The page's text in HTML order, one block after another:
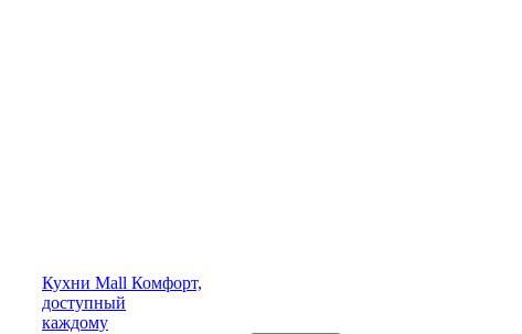
Кухни Mall Комфорт,
доступный
каждому